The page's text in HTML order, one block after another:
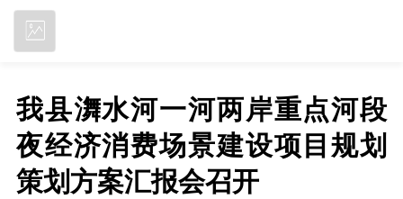
我县㵲水河一河两岸重点河段
夜经济消费场景建设项目规划
策划方案汇报会召开